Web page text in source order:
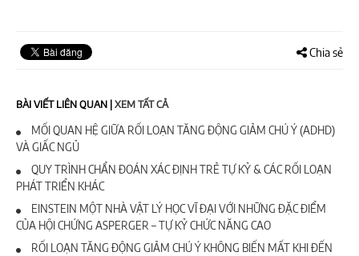
Chia sẻ
BÀI VIẾT LIÊN QUAN |XEM TẤT CẢ
MỐI QUAN HỆ GIỮA RỐI LOẠN TĂNG ĐỘNG GIẢM CHÚ Ý (ADHD)
VÀ GIẤC NGỦ
QUY TRÌNH CHẨN ĐOÁN XÁC ĐỊNH TRẺ TỰ KỶ & CÁC RỐI LOẠN
PHÁT TRIỂN KHÁC
EINSTEIN MỘT NHÀ VẬT LÝ HỌC VĨ ĐẠI VỚI NHỮNG ĐẶC ĐIỂM
CỦA HỘI CHỨNG ASPERGER – TỰ KỶ CHỨC NĂNG CAO
RỐI LOẠN TĂNG ĐỘNG GIẢM CHÚ Ý KHÔNG BIẾN MẤT KHI ĐẾN